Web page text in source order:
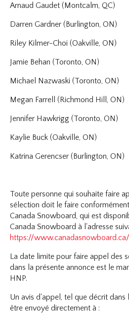
Arnaud Gaudet (Montcalm, QC)
Darren Gardner (Burlington, ON)
Riley Kilmer-Choi (Oakville, ON)
Jamie Behan (Toronto, ON)
Michael Nazwaski (Toronto, ON)
Megan Farrell (Richmond Hill, ON)
Jennifer Hawkrigg (Toronto, ON)
Kaylie Buck (Oakville, ON)
Katrina Gerencser (Burlington, ON)
Toute personne qui souhaite faire
sélection doit le faire
Canada Snowboard, qui est
Canada Snowboard à l'adresse
https://
La date limite pour faire appel des
dans la présente annonce est le
HNP.
Un avis d'appel, tel que décrit
être envoyé directement à :